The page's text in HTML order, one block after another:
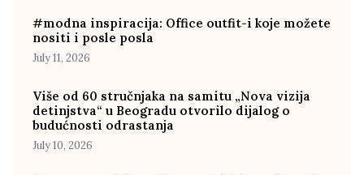
#modna inspiracija: Office outfit-i koje možete
nositi i posle posla
July 11, 2026
Više od 60 stručnjaka na samitu „Nova vizija
detinjstva“ u Beogradu otvorilo dijalog o
budućnosti odrastanja
July 10, 2026